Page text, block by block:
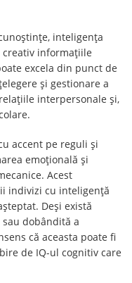
inteligența
creativ informațiile
excela din punct de
și gestionare a
interpersonale și,
accent pe reguli și
emoțională și
Acest
indivizi cu inteligență
Deși există
dobândită a
că aceasta poate fi
de IQ-ul cognitiv care